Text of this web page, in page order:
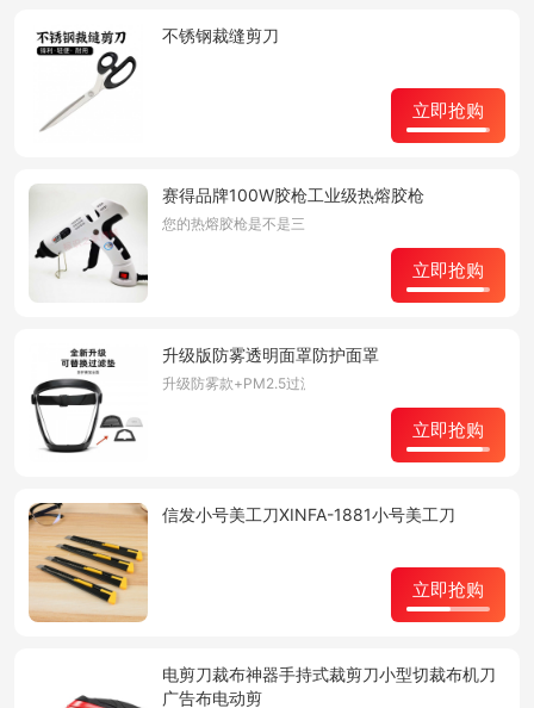
不锈钢裁缝剪刀
立即抢购
赛得品牌100W胶枪工业级热熔胶枪
您的热熔胶枪是不是三天两头就坏了呢？ 请注意：胶枪
立即抢购
升级版防雾透明面罩防护面罩
升级防雾款+PM2.5过滤
立即抢购
信发小号美工刀XINFA-1881小号美工刀
立即抢购
电剪刀裁布神器手持式裁剪刀小型切裁布机刀
广告布电动剪